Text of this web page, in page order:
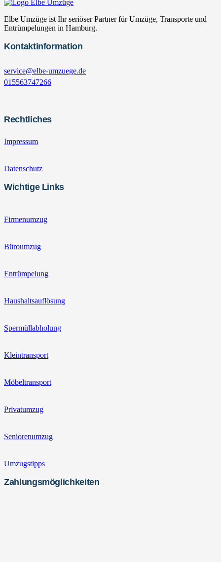
Elbe Umzüge ist Ihr seriöser Partner für Umzüge, Transporte und
Entrümpelungen in Hamburg.
Kontaktinformation
service@elbe-umzuege.de
015563747266
Rechtliches
Impressum
Datenschutz
Wichtige Links
Firmenumzug
Büroumzug
Entrümpelung
Haushaltsauflösung
Spermüllabholung
Kleintransport
Möbeltransport
Privatumzug
Seniorenumzug
Umzugstipps
Zahlungsmöglichkeiten